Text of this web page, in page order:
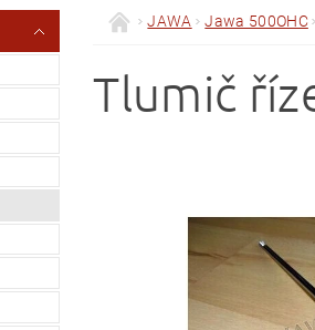
NAPIŠTE NÁM BLOG MOJE
JAWA Jawa 500OHC
Tlumič